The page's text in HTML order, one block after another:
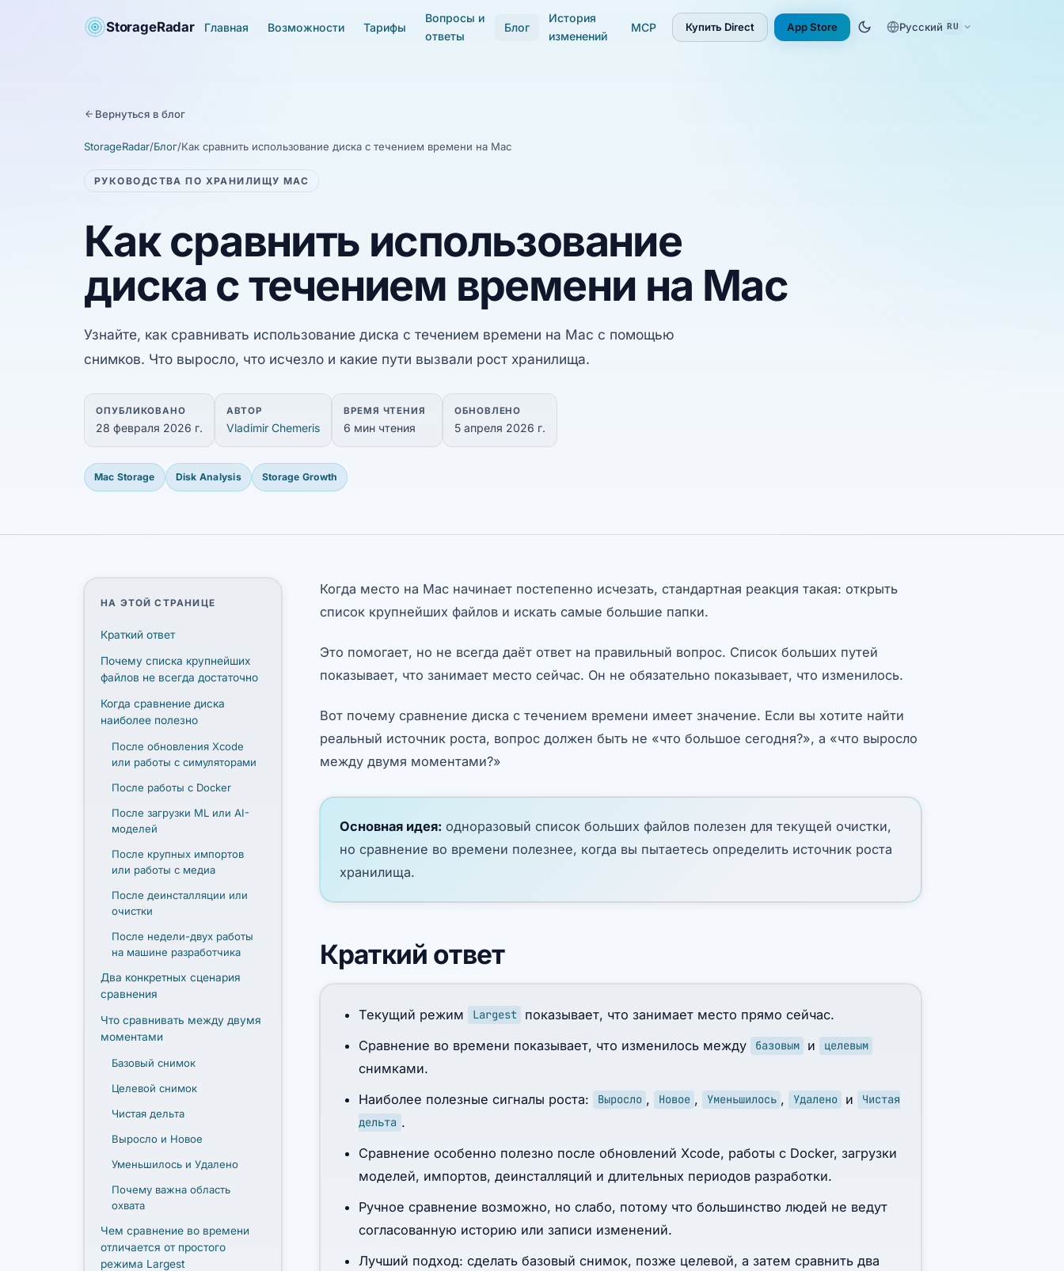
StorageRadar Главная Возможности Тарифы
Вопросы и
ответы
Блог
История
изменений
MCP Купить Direct App Store
(opens in new tab)
Русский RU
Вернуться в блог
StorageRadar/Блог/Как сравнить использование диска с течением времени на Mac
РУКОВОДСТВА ПО ХРАНИЛИЩУ MAC
Как сравнить использование
диска с течением времени на Mac
Узнайте, как сравнивать использование диска с течением времени на Mac с помощью
снимков. Что выросло, что исчезло и какие пути вызвали рост хранилища.
ОПУБЛИКОВАНО
28 февраля 2026 г.
АВТОР
Vladimir Chemeris
ВРЕМЯ ЧТЕНИЯ
6 мин чтения
ОБНОВЛЕНО
5 апреля 2026 г.
Mac Storage Disk Analysis Storage Growth
НА ЭТОЙ СТРАНИЦЕ
Краткий ответ
Почему списка крупнейших
файлов не всегда достаточно
Когда сравнение диска
наиболее полезно
После обновления Xcode
или работы с симуляторами
После работы с Docker
После загрузки ML или AI-
моделей
После крупных импортов
или работы с медиа
После деинсталляции или
очистки
После недели-двух работы
на машине разработчика
Два конкретных сценария
сравнения
Что сравнивать между двумя
моментами
Базовый снимок
Целевой снимок
Чистая дельта
Выросло и Новое
Уменьшилось и Удалено
Почему важна область
охвата
Чем сравнение во времени
отличается от простого
режима Largest
Когда место на Mac начинает постепенно исчезать, стандартная реакция такая: открыть
список крупнейших файлов и искать самые большие папки.
Это помогает, но не всегда даёт ответ на правильный вопрос. Список больших путей
показывает, что занимает место сейчас. Он не обязательно показывает, что изменилось.
Вот почему сравнение диска с течением времени имеет значение. Если вы хотите найти
реальный источник роста, вопрос должен быть не «что большое сегодня?», а «что выросло
между двумя моментами?»
Основная идея: одноразовый список больших файлов полезен для текущей очистки,
но сравнение во времени полезнее, когда вы пытаетесь определить источник роста
хранилища.
Краткий ответ
Текущий режим Largest
показывает, что занимает место прямо сейчас.
Сравнение во времени показывает, что изменилось между
базовым и целевым
снимками.
Наиболее полезные сигналы роста:
Выросло , Новое , Уменьшилось , Удалено и
Чистая
дельта .
Сравнение особенно полезно после обновлений Xcode, работы с Docker, загрузки
моделей, импортов, деинсталляций и длительных периодов разработки.
Ручное сравнение возможно, но слабо, потому что большинство людей не ведут
согласованную историю или записи изменений.
Лучший подход: сделать базовый снимок, позже целевой, а затем сравнить два